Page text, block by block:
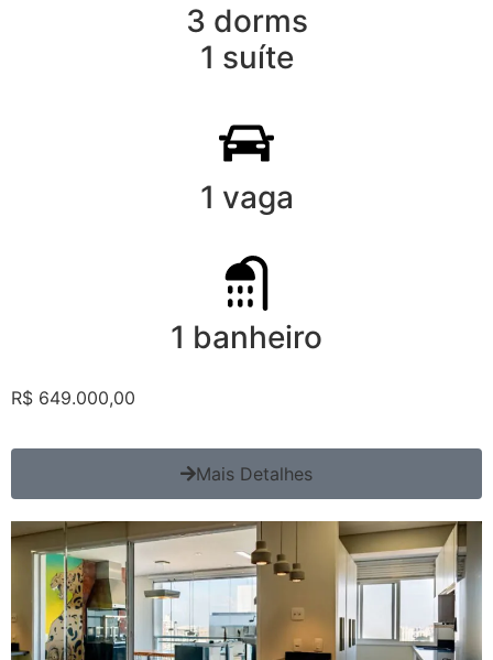
3 dorms
1 suíte
1 vaga
1 banheiro
R$ 649.000,00
Mais Detalhes